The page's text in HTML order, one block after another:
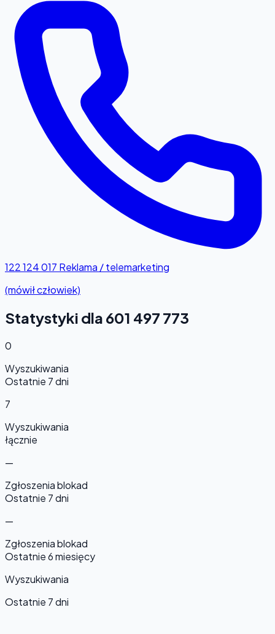
122 124 017 Reklama / telemarketing
(mówił człowiek)
Statystyki dla 601 497 773
0
Wyszukiwania
Ostatnie 7 dni
7
Wyszukiwania
łącznie
—
Zgłoszenia blokad
Ostatnie 7 dni
—
Zgłoszenia blokad
Ostatnie 6 miesięcy
Wyszukiwania
Ostatnie 7 dni